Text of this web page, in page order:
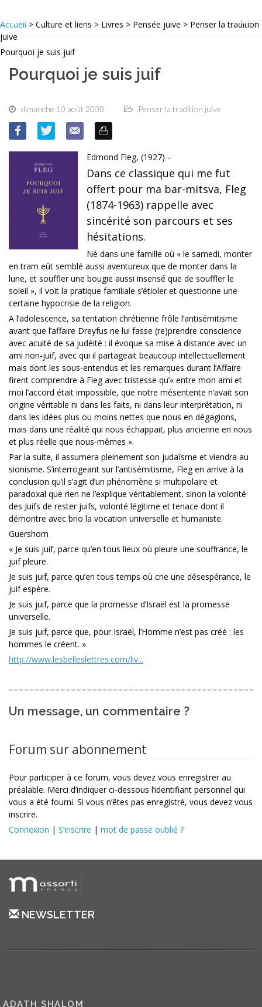
Accueil > Culture et liens > Livres > Pensée juive > Penser la tradition
juive
Pourquoi je suis juif
Pourquoi je suis juif
dimanche 10 août 2008 Penser la tradition juive
Edmond Fleg, (1927) -
Dans ce classique qui me fut
offert pour ma bar-mitsva, Fleg
(1874-1963) rappelle avec
sincérité son parcours et ses
hésitations.
Né dans une famille où « le samedi, monter
en tram eût semblé aussi aventureux que de monter dans la
lune, et souffler une bougie aussi insensé que de souffler le
soleil », il voit la pratique familiale s’étioler et questionne une
certaine hypocrisie de la religion.
A l’adolescence, sa tentation chrétienne frôle l’antisémitisme
avant que l’affaire Dreyfus ne lui fasse (re)prendre conscience
avec acuité de sa judéité : il évoque sa mise à distance avec un
ami non-juif, avec qui il partageait beaucoup intellectuellement
mais dont les sous-entendus et les remarques durant l’Affaire
firent comprendre à Fleg avec tristesse qu’« entre mon ami et
moi l’accord était impossible, que notre mésentente n’avait son
origine véritable ni dans les faits, ni dans leur interprétation, ni
dans les idées plus ou moins nettes que nous en dégagions,
mais dans une réalité qui nous échappait, plus ancienne en nous
et plus réelle que nous-mêmes ».
Par la suite, il assumera pleinement son judaïsme et viendra au
sionisme. S’interrogeant sur l’antisémitisme, Fleg en arrive à la
conclusion qu’il s’agit d’un phénomène si multipolaire et
paradoxal que rien ne l’explique véritablement, sinon la volonté
des Juifs de rester juifs, volonté légitime et tenace dont il
démontre avec brio la vocation universelle et humaniste.
Guershom
« Je suis juif, parce qu’en tous lieux où pleure une souffrance, le
juif pleure.
Je suis juif, parce qu’en tous temps où crie une désespérance, le
juif espère.
Je suis juif, parce que la promesse d’Israël est la promesse
universelle.
Je suis juif, parce que, pour Israël, l’Homme n’est pas créé : les
hommes le créent. »
http://www.lesbelleslettres.com/liv...
Un message, un commentaire ?
Forum sur abonnement
Pour participer à ce forum, vous devez vous enregistrer au
préalable. Merci d’indiquer ci-dessous l’identifiant personnel qui
vous a été fourni. Si vous n’êtes pas enregistré, vous devez vous
inscrire.
Connexion | S’inscrire | mot de passe oublié ?
NEWSLETTER
ADATH SHALOM